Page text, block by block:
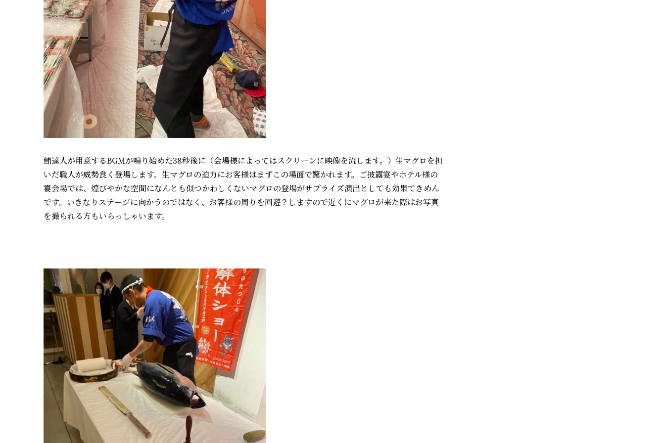
鮪達人が用意するBGMが鳴り始めた38秒後に（会場様によってはスクリーンに映像を流します。）生マグロを担
いだ職人が威勢良く登場します。生マグロの迫力にお客様はまずこの場面で驚かれます。ご披露宴やホテル様の
宴会場では、煌びやかな空間になんとも似つかわしくないマグロの登場がサプライズ演出としても効果てきめん
です。いきなりステージに向かうのではなく、お客様の周りを回遊？しますので近くにマグロが来た際はお写真
を撮られる方もいらっしゃいます。